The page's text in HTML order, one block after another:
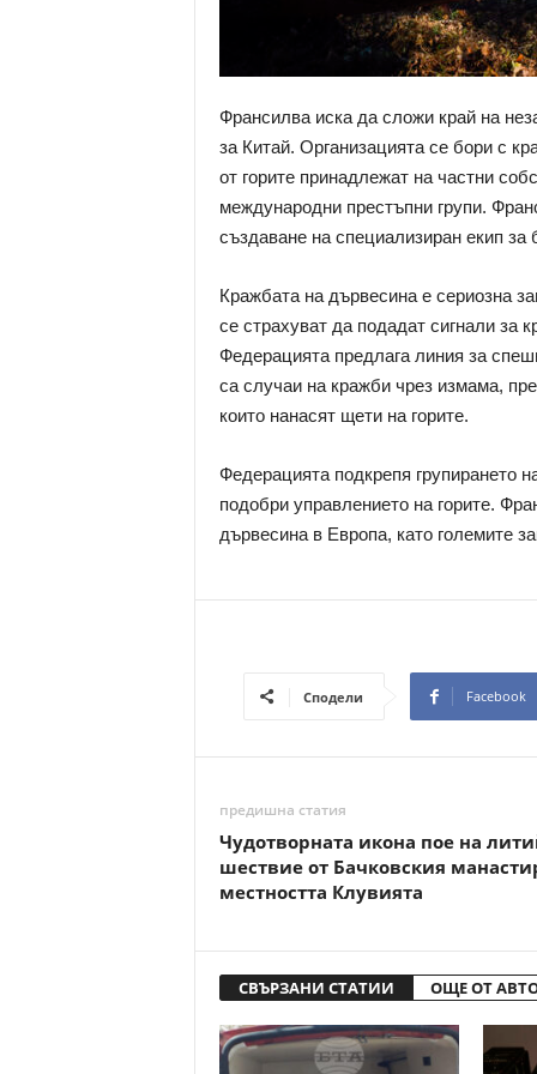
Франсилва иска да сложи край на
за Китай. Организацията се бори с
от горите принадлежат на частни
международни престъпни групи.
създаване на специализиран екип за
Кражбата на дървесина е сериозна
се страхуват да подадат сигнали за
Федерацията предлага линия за
са случаи на кражби чрез измама,
които нанасят щети на горите.
Федерацията подкрепя групирането
подобри управлението на горите.
дървесина в Европа, като големите
Сподели Facebook
предишна статия
Чудотворната икона пое на
шествие от Бачковския
местността Клувията
СВЪРЗАНИ СТАТИИ ОЩЕ ОТ